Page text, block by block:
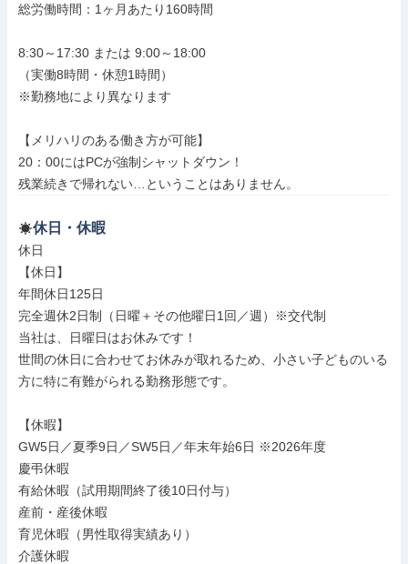
総労働時間：1ヶ月あたり160時間
8:30～17:30 または 9:00～18:00
（実働8時間・休憩1時間）
※勤務地により異なります
【メリハリのある働き方が可能】
20：00にはPCが強制シャットダウン！
残業続きで帰れない…ということはありません。
休日・休暇
休日
【休日】
年間休日125日
完全週休2日制（日曜＋その他曜日1回／週）※交代制
当社は、日曜日はお休みです！
世間の休日に合わせてお休みが取れるため、小さい子どものいる
方に特に有難がられる勤務形態です。
【休暇】
GW5日／夏季9日／SW5日／年末年始6日 ※2026年度
慶弔休暇
有給休暇（試用期間終了後10日付与）
産前・産後休暇
育児休暇（男性取得実績あり）
介護休暇